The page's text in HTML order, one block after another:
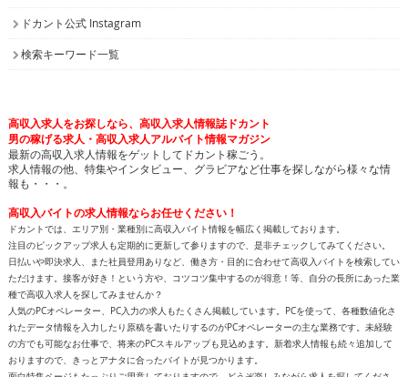
ドカント公式 Instagram
検索キーワード一覧
高収入求人をお探しなら、高収入求人情報誌ドカント
男の稼げる求人・高収入求人アルバイト情報マガジン
最新の高収入求人情報をゲットしてドカント稼ごう。
求人情報の他、特集やインタビュー、グラビアなど仕事を探しながら様々な情
報も・・・。
高収入バイトの求人情報ならお任せください！
ドカントでは、エリア別・業種別に高収入バイト情報を幅広く掲載しております。
注目のピックアップ求人も定期的に更新して参りますので、是非チェックしてみてください。
日払いや即決求人、また社員登用ありなど、働き方・目的に合わせて高収入バイトを検索してい
ただけます。接客が好き！という方や、コツコツ集中するのが得意！等、自分の長所にあった業
種で高収入求人を探してみませんか？
人気のPCオペレーター、PC入力の求人もたくさん掲載しています。PCを使って、各種数値化さ
れたデータ情報を入力したり原稿を書いたりするのがPCオペレーターの主な業務です。未経験
の方でも可能なお仕事で、将来のPCスキルアップも見込めます。新着求人情報も続々追加して
おりますので、きっとアナタに合ったバイトが見つかります。